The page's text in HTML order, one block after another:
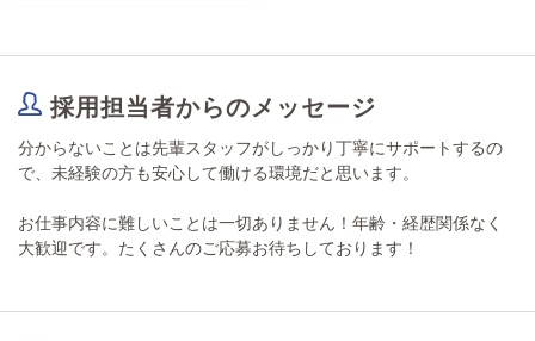
採用担当者からのメッセージ
分からないことは先輩スタッフがしっかり丁寧にサポートするの
で、未経験の方も安心して働ける環境だと思います。
お仕事内容に難しいことは一切ありません！年齢・経歴関係なく
大歓迎です。たくさんのご応募お待ちしております！